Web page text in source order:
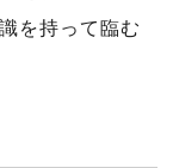
を持って臨む